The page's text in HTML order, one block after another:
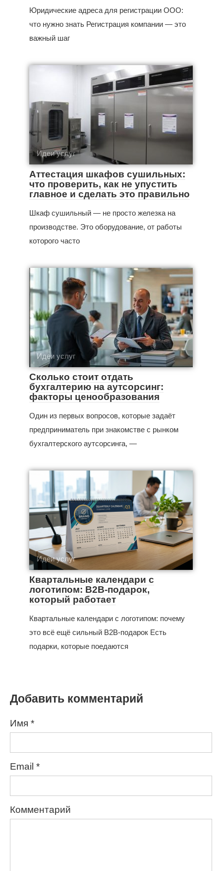
Юридические адреса для регистрации ООО:
что нужно знать Регистрация компании — это
важный шаг
Идеи услуг
Аттестация шкафов сушильных:
что проверить, как не упустить
главное и сделать это правильно
Шкаф сушильный — не просто железка на
производстве. Это оборудование, от работы
которого часто
Идеи услуг
Сколько стоит отдать
бухгалтерию на аутсорсинг:
факторы ценообразования
Один из первых вопросов, которые задаёт
предприниматель при знакомстве с рынком
бухгалтерского аутсорсинга, —
Идеи услуг
Квартальные календари с
логотипом: B2B-подарок,
который работает
Квартальные календари с логотипом: почему
это всё ещё сильный B2B-подарок Есть
подарки, которые поедаются
Добавить комментарий
Имя *
Email *
Комментарий